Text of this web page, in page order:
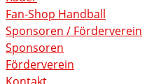
Fan-Shop Handball
Sponsoren / Förderverein
Sponsoren
Förderverein